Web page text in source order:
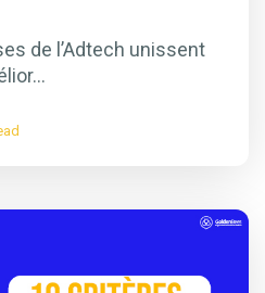
de l’Adtech unissent